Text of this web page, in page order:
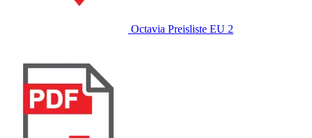
Octavia Preisliste EU 2